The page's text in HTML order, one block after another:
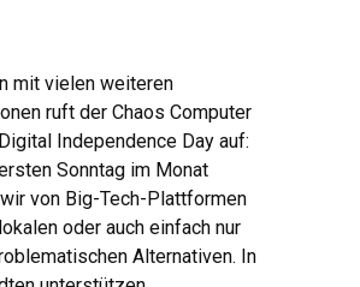
mit vielen weiteren
ruft der Chaos Computer
Independence Day auf:
Sonntag im Monat
von Big-Tech-Plattformen
oder auch einfach nur
Alternativen. In